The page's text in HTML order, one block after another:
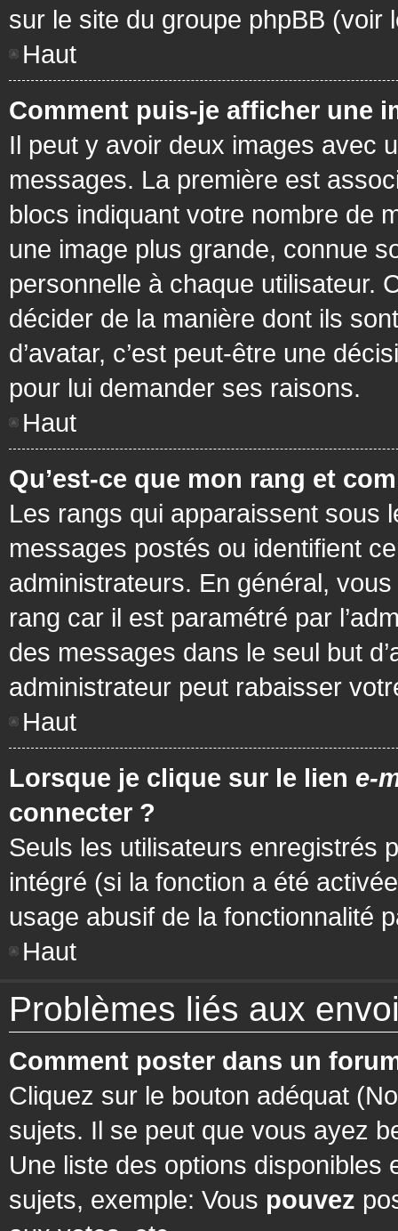
sur le site du groupe phpBB (voir
Haut
Comment puis-je afficher une
Il peut y avoir deux images avec
messages. La première est
blocs indiquant votre nombre de
une image plus grande, connue
personnelle à chaque utilisateur.
décider de la manière dont ils
d’avatar, c’est peut-être une
pour lui demander ses raisons.
Haut
Qu’est-ce que mon rang et
Les rangs qui apparaissent sous
messages postés ou identifient
administrateurs. En général,
rang car il est paramétré par
des messages dans le seul but
administrateur peut rabaisser
Haut
Lorsque je clique sur le lien e-
connecter ?
Seuls les utilisateurs enregistrés
intégré (si la fonction a été
usage abusif de la fonctionnalité
Haut
Problèmes liés aux
Comment poster dans un
Cliquez sur le bouton adéquat
sujets. Il se peut que vous ayez
Une liste des options
sujets, exemple: Vous pouvez